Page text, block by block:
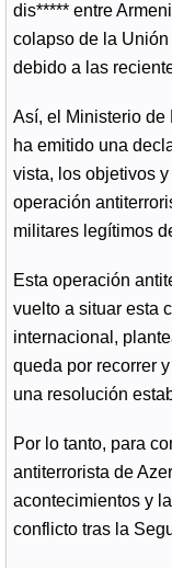
dis***** entre
colapso de la
debido a las
Así, el Ministerio de
ha emitido una
vista, los objetivos
operación
militares legítimos
Esta operación
vuelto a situar esta
internacional,
queda por recorrer
una resolución
Por lo tanto, para
antiterrorista de
acontecimientos y
conflicto tras la